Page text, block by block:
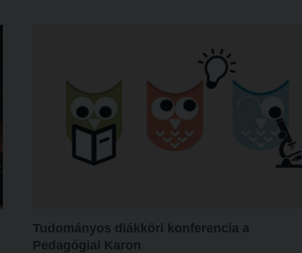
melyre az érintett hallgatók 2023. január 16. után kapnak az
Tudományos diákköri konferencia a
Pedagógiai Karon